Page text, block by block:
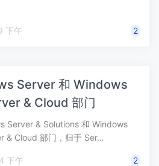
, 10:59 下午 2
Server 和 Windows
& Cloud 部门
Server & Solutions 和 Windows
& Cloud 部门，归于 Ser…
9 日, 7:44 下午 2